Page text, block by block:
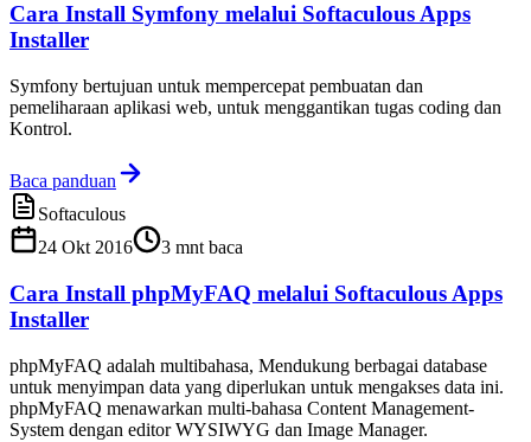
Cara Install Symfony melalui Softaculous Apps
Installer
Symfony bertujuan untuk mempercepat pembuatan dan
pemeliharaan aplikasi web, untuk menggantikan tugas coding dan
Kontrol.
Baca panduan
Softaculous
24 Okt 2016
3 mnt baca
Cara Install phpMyFAQ melalui Softaculous Apps
Installer
phpMyFAQ adalah multibahasa, Mendukung berbagai database
untuk menyimpan data yang diperlukan untuk mengakses data ini.
phpMyFAQ menawarkan multi-bahasa Content Management-
System dengan editor WYSIWYG dan Image Manager.